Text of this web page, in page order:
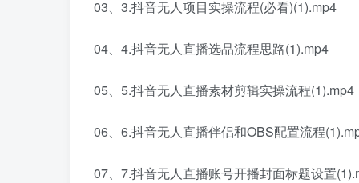
03、3.抖音无人项目实操流程(必看)(1).mp4
04、4.抖音无人直播选品流程思路(1).mp4
05、5.抖音无人直播素材剪辑实操流程(1).mp4
06、6.抖音无人直播伴侣和OBS配置流程
07、7.抖音无人直播账号开播封面标题设置